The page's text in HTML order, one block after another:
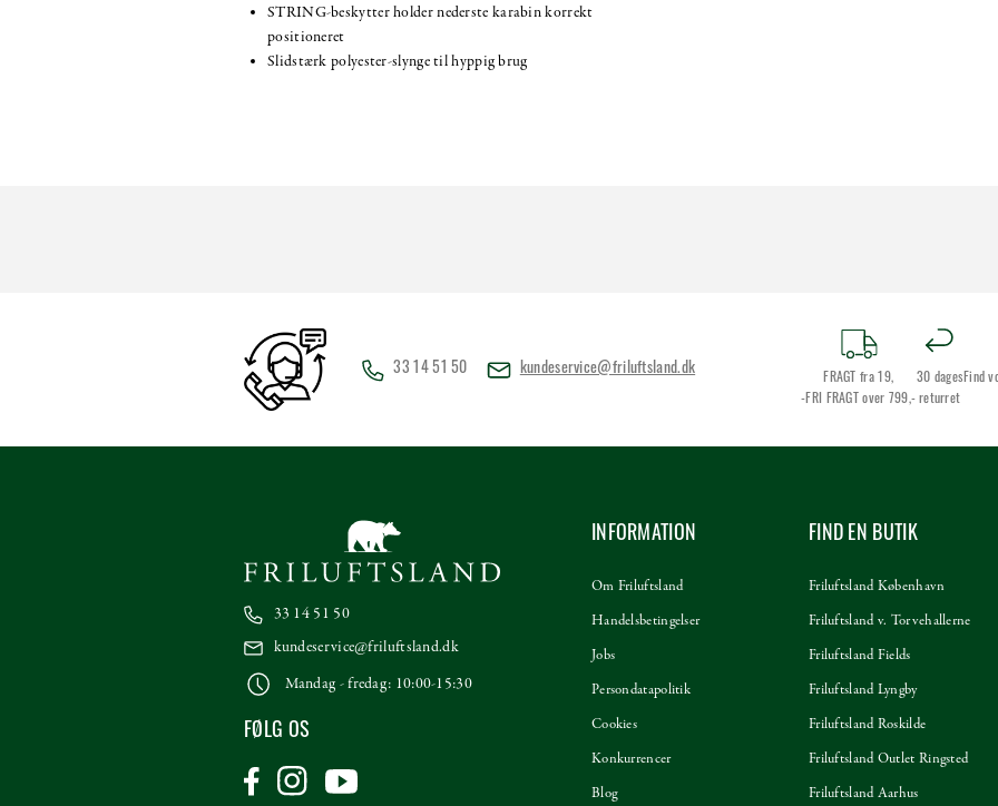
STRING-beskytter holder nederste karabin korrekt
positioneret
Slidstærk polyester-slynge til hyppig brug
33 14 51 50 kundeservice@friluftsland.dk
FRAGT fra 19,
-FRI FRAGT over 799,-
30 dages
returret
Find
33 14 51 50
kundeservice@friluftsland.dk
Mandag - fredag: 10:00-15:30
FØLG OS
INFORMATION
Om Friluftsland
Handelsbetingelser
Jobs
Persondatapolitik
Cookies
Konkurrencer
Blog
FIND EN BUTIK
Friluftsland København
Friluftsland v. Torvehallerne
Friluftsland Fields
Friluftsland Lyngby
Friluftsland Roskilde
Friluftsland Outlet Ringsted
Friluftsland Aarhus